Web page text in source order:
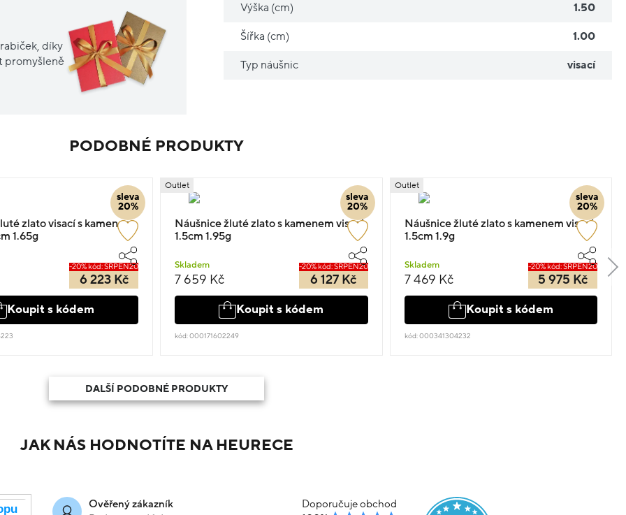
díky
promyšleně
Výška (cm) 1.50
Šířka (cm) 1.00
Typ náušnic visací
PODOBNÉ PRODUKTY
sleva
20%
zlato visací s kamenem
1.65g
-20% kód: SRPEN20
6 223 Kč
Koupit s kódem
sleva
20%
Outlet
Náušnice žluté zlato s kamenem visací
1.5cm 1.95g
Skladem
7 659 Kč
-20% kód: SRPEN20
6 127 Kč
Koupit s kódem
kód: 000171602249
sleva
20%
Outlet
Náušnice žluté zlato s kamenem visací
1.5cm 1.9g
Skladem
7 469 Kč
-20% kód: SRPEN20
5 975 Kč
Koupit s kódem
kód: 000341304232
DALŠÍ PODOBNÉ PRODUKTY
JAK NÁS HODNOTÍTE NA HEURECE
Ověřený zákazník
Doporučuje obchod